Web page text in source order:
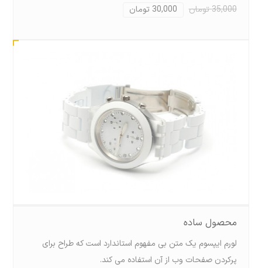
35,000 تومان 30,000 تومان
محصول ساده
لورم ايپسوم يک متن بی مفهوم استاندارد است که طراح برای
پرکردن صفحات وب از آن استفاده می کند.